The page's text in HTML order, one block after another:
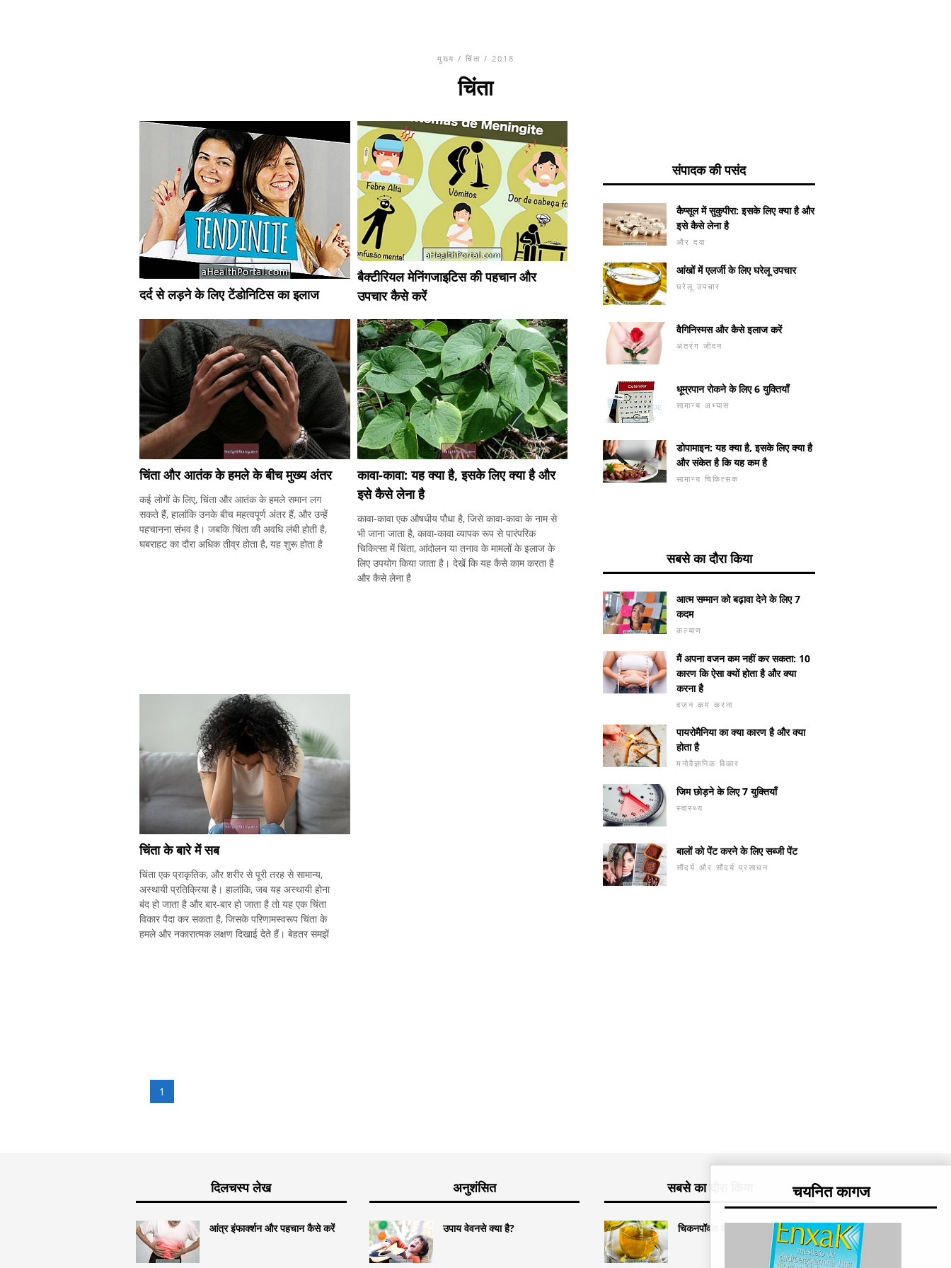
मुख्य / चिंता / 2018
चिंता
दर्द से लड़ने के लिए टेंडोनिटिस का इलाज
बैक्टीरियल मेनिंगजाइटिस की पहचान और
उपचार कैसे करें
चिंता और आतंक के हमले के बीच मुख्य अंतर
कई लोगों के लिए, चिंता और आतंक के हमले समान लग
सकते हैं, हालांकि उनके बीच महत्वपूर्ण अंतर हैं, और उन्हें
पहचानना संभव है। जबकि चिंता की अवधि लंबी होती है,
घबराहट का दौरा अधिक तीव्र होता है, यह शुरू होता है
कावा-कावा: यह क्या है, इसके लिए क्या है और
इसे कैसे लेना है
कावा-कावा एक औषधीय पौधा है, जिसे कावा-कावा के नाम से
भी जाना जाता है, कावा-कावा व्यापक रूप से पारंपरिक
चिकित्सा में चिंता, आंदोलन या तनाव के मामलों के इलाज के
लिए उपयोग किया जाता है। देखें कि यह कैसे काम करता है
और कैसे लेना है
चिंता के बारे में सब
चिंता एक प्राकृतिक, और शरीर से पूरी तरह से सामान्य,
अस्थायी प्रतिक्रिया है। हालांकि, जब यह अस्थायी होना
बंद हो जाता है और बार-बार हो जाता है तो यह एक चिंता
विकार पैदा कर सकता है, जिसके परिणामस्वरूप चिंता के
हमले और नकारात्मक लक्षण दिखाई देते हैं। बेहतर समझें
1
संपादक की पसंद
कैप्सूल में सुकुपीरा: इसके लिए क्या है और
इसे कैसे लेना है
और दवा
आंखों में एलर्जी के लिए घरेलू उपचार
घरेलू उपचार
वैगिनिस्मस और कैसे इलाज करें
अंतरंग जीवन
धूम्रपान रोकने के लिए 6 युक्तियाँ
सामान्य अभ्यास
डोपामाइन: यह क्या है, इसके लिए क्या है
और संकेत है कि यह कम है
सामान्य चिकित्सक
सबसे का दौरा किया
आत्म सम्मान को बढ़ावा देने के लिए 7
कदम
कल्याण
मैं अपना वजन कम नहीं कर सकता: 10
कारण कि ऐसा क्यों होता है और क्या
करना है
वजन कम करना
पायरोमैनिया का क्या कारण है और क्या
होता है
मनोवैज्ञानिक विकार
जिम छोड़ने के लिए 7 युक्तियाँ
स्वास्थ्य
बालों को पेंट करने के लिए सब्जी पेंट
सौंदर्य और सौंदर्य प्रसाधन
चयनित कागज
दिलचस्प लेख
आंत्र इंफार्क्शन और पहचान कैसे करें
अनुशंसित
उपाय वेवनसे क्या है?
सबसे का दौरा किया
चिकनपॉक्स के लिए 3 घरेलू उपचार